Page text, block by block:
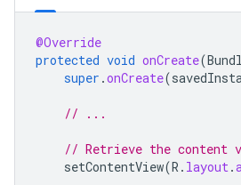
@Override
protected void onCreate(
super .onCreate(
// ...
// Retrieve the content
setContentView(R . layout .